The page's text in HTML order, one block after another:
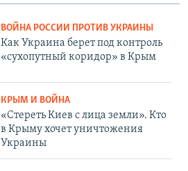
ВОЙНА РОССИИ ПРОТИВ УКРАИНЫ
Как Украина берет под контроль
«сухопутный коридор» в Крым
КРЫМ И ВОЙНА
«Стереть Киев с лица земли». Кто
в Крыму хочет уничтожения
Украины